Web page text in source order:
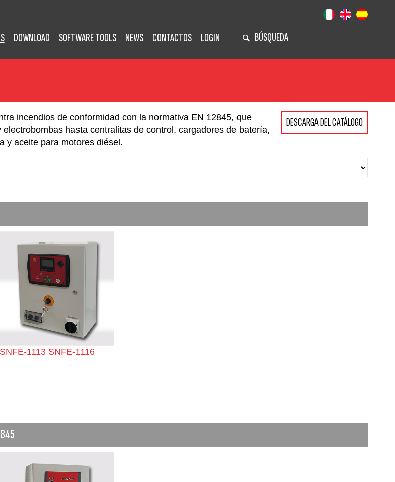
DOWNLOAD SOFTWARE TOOLS NEWS CONTACTOS LOGIN BÚSQUEDA
DESCARGA DEL CATÁLOGO
incendios de conformidad con la normativa EN 12845, que
hasta centralitas de control, cargadores de batería,
y aceite para motores diésel.
SNFE-1113 SNFE-1116